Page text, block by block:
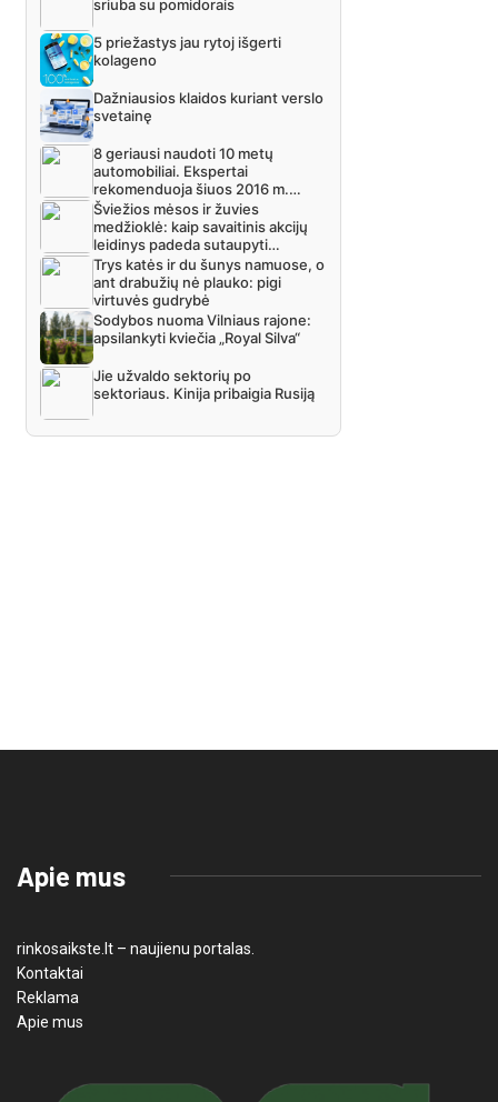
Apie mus
rinkosaikste.lt – naujienu portalas.
Kontaktai
Reklama
Apie mus